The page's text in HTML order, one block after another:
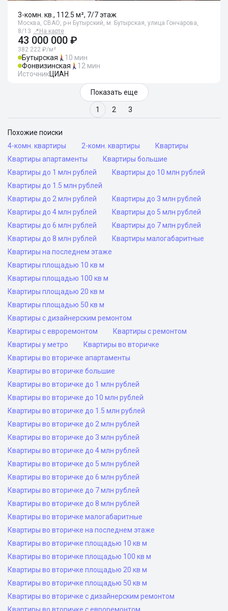
3-комн. кв., 112.5 м², 7/7 этаж
Москва, СВАО, р-н Бутырский, м. Бутырская, улица Гончарова,
8/13 📍 На карте
43 000 000 ₽
382 222 ₽/м²
Бутырская
10 мин
Фонвизинская
12 мин
ИсточникЦИАН
Показать еще
1 2 3
Похожие поиски
4-комн. квартиры
2-комн. квартиры
Квартиры
Квартиры апартаменты
Квартиры большие
Квартиры до 1 млн рублей
Квартиры до 10 млн рублей
Квартиры до 1.5 млн рублей
Квартиры до 2 млн рублей
Квартиры до 3 млн рублей
Квартиры до 4 млн рублей
Квартиры до 5 млн рублей
Квартиры до 6 млн рублей
Квартиры до 7 млн рублей
Квартиры до 8 млн рублей
Квартиры малогабаритные
Квартиры на последнем этаже
Квартиры площадью 10 кв м
Квартиры площадью 100 кв м
Квартиры площадью 20 кв м
Квартиры площадью 50 кв м
Квартиры с дизайнерским ремонтом
Квартиры с евроремонтом
Квартиры с ремонтом
Квартиры у метро
Квартиры во вторичке
Квартиры во вторичке апартаменты
Квартиры во вторичке большие
Квартиры во вторичке до 1 млн рублей
Квартиры во вторичке до 10 млн рублей
Квартиры во вторичке до 1.5 млн рублей
Квартиры во вторичке до 2 млн рублей
Квартиры во вторичке до 3 млн рублей
Квартиры во вторичке до 4 млн рублей
Квартиры во вторичке до 5 млн рублей
Квартиры во вторичке до 6 млн рублей
Квартиры во вторичке до 7 млн рублей
Квартиры во вторичке до 8 млн рублей
Квартиры во вторичке малогабаритные
Квартиры во вторичке на последнем этаже
Квартиры во вторичке площадью 10 кв м
Квартиры во вторичке площадью 100 кв м
Квартиры во вторичке площадью 20 кв м
Квартиры во вторичке площадью 50 кв м
Квартиры во вторичке с дизайнерским ремонтом